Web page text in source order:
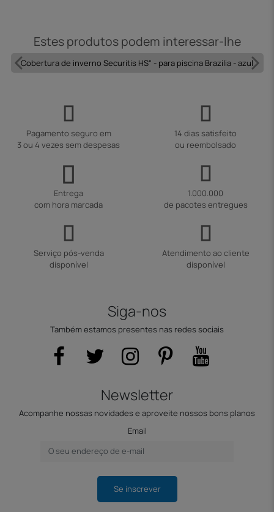
Estes produtos podem interessar-lhe
Cobertura de inverno Securitis HS" - para piscina Brazilia - azul
Pagamento seguro em
3 ou 4 vezes sem despesas
14 dias satisfeito
ou reembolsado
Entrega
com hora marcada
1.000.000
de pacotes entregues
Serviço pós-venda
disponível
Atendimento ao cliente
disponível
Siga-nos
Também estamos presentes nas redes sociais
Newsletter
Acompanhe nossas novidades e aproveite nossos bons planos
Email
Se inscrever